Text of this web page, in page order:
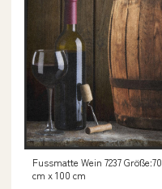
Fussmatte Wein 7237 Größe:70
cm x 100 cm